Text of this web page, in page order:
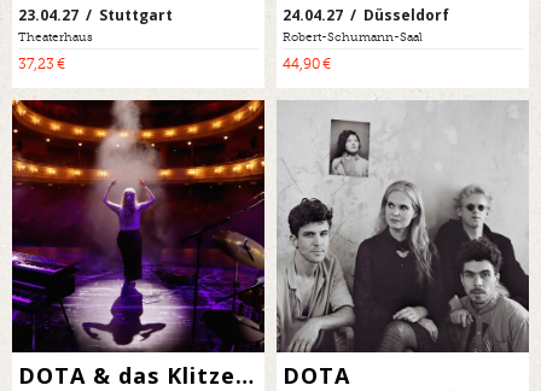
23.04.27 / Stuttgart
Theaterhaus
37,23 €
24.04.27 / Düsseldorf
Robert-Schumann-Saal
44,90 €
DOTA & das Klitzekleine Orchester DOTA